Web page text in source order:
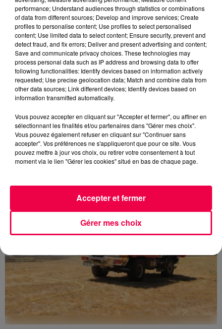
5 août 2026
Des assiettes Linvosges rappelées pour
excès de plomb
Du plomb a été détecté dans deux assiettes en
performance; Understand audiences through statistics or combinations
of data from different sources; Develop and improve services; Create
profiles to personalise content; Use profiles to select personalised
content; Use limited data to select content; Ensure security, prevent and
detect fraud, and fix errors; Deliver and present advertising and content;
Save and communicate privacy choices. These technologies may
process personal data such as IP address and browsing data to offer
following functionalities: Identify devices based on information actively
requested; Use precise geolocation data; Match and combine data from
other data sources; Link different devices; Identify devices based on
information transmitted automatically.
Vous pouvez accepter en cliquant sur "Accepter et fermer", ou affiner en
sélectionnant les finalités et/ou partenaires dans "Gérer mes choix".
Vous pouvez également refuser en cliquant sur "Continuer sans
accepter". Vos préférences ne s'appliqueront que pour ce site. Vous
pouvez mettre à jour vos choix, ou retirer votre consentement à tout
moment via le lien "Gérer les cookies" situé en bas de chaque page.
Gérer mes choix
Accepter et fermer